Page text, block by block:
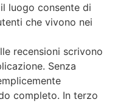
luogo consente di
che vivono nei
recensioni scrivono
Senza
completo. In terzo